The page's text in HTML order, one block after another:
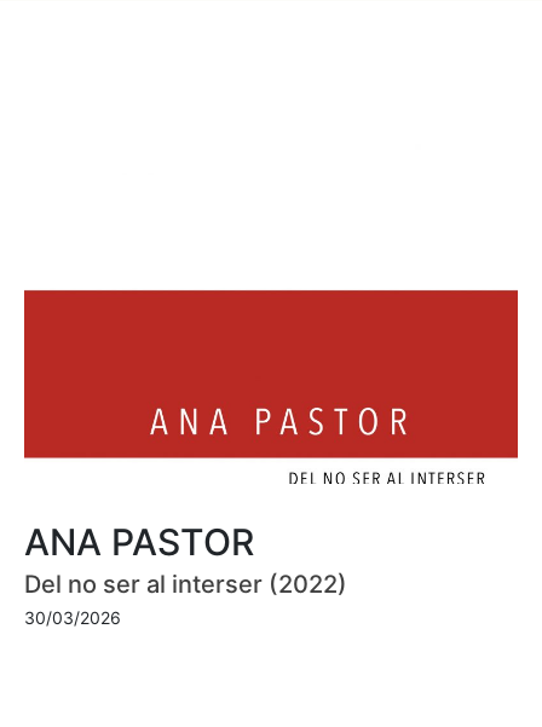
ANA PASTOR
Del no ser al interser (2022)
30/03/2026